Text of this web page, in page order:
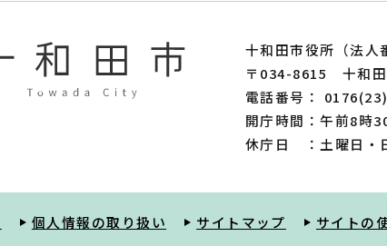
十和田市役所（法人
〒034-8615 十和
電話番号：
開庁時間：午前8時
休庁日 ：土曜日・
個人情報の取り扱い サイトマップ サイトの